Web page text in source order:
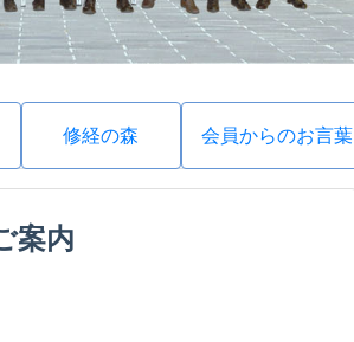
修経の森 会員からのお言葉
案内